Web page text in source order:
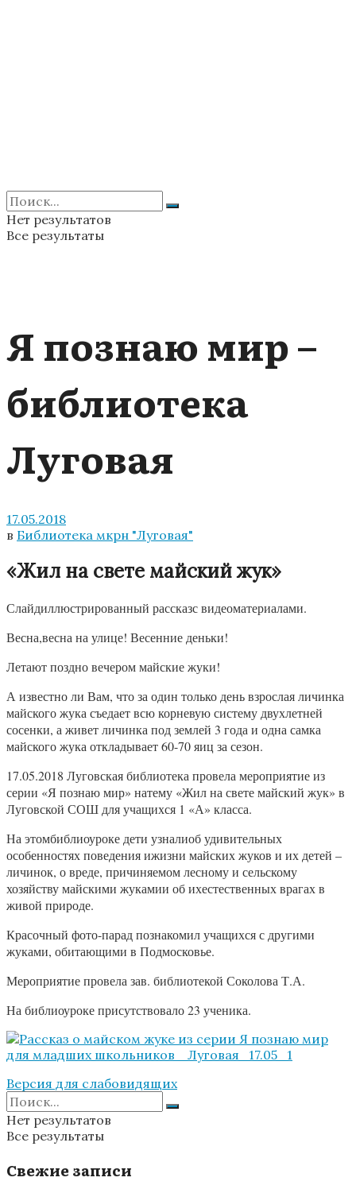
Нет результатов
Все результаты
Я познаю мир –
библиотека
Луговая
17.05.2018
в Библиотека мкрн "Луговая"
«Жил на свете майский жук»
Слайдиллюстрированный рассказс видеоматериалами.
Весна,весна на улице! Весенние деньки!
Летают поздно вечером майские жуки!
А известно ли Вам, что за один только день взрослая личинка
майского жука съедает всю корневую систему двухлетней
сосенки, а живет личинка под землей 3 года и одна самка
майского жука откладывает 60-70 яиц за сезон.
17.05.2018 Луговская библиотека провела мероприятие из
серии «Я познаю мир» натему «Жил на свете майский жук» в
Луговской СОШ для учащихся 1 «А» класса.
На этомбиблиоуроке дети узналиоб удивительных
особенностях поведения ижизни майских жуков и их детей –
личинок, о вреде, причиняемом лесному и сельскому
хозяйству майскими жукамии об ихестественных врагах в
живой природе.
Красочный фото-парад познакомил учащихся с другими
жуками, обитающими в Подмосковье.
Мероприятие провела зав. библиотекой Соколова Т.А.
На библиоуроке присутствовало 23 ученика.
Версия для слабовидящих
Нет результатов
Все результаты
Свежие записи